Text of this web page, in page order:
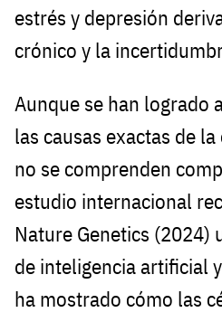
estrés y depresión
crónico y la
Aunque se han logrado
las causas exactas de
no se comprenden
estudio internacional
Nature Genetics (2024)
de inteligencia artificial
ha mostrado cómo las